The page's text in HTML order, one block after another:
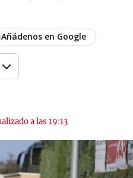
a las 19:13
Añádenos en Google